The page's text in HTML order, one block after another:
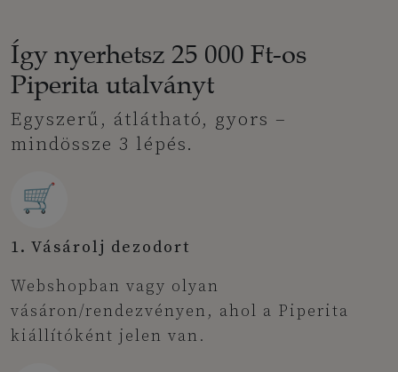
Így nyerhetsz 25 000 Ft-os
Piperita utalványt
Egyszerű, átlátható, gyors –
mindössze 3 lépés.
🛒
1. Vásárolj dezodort
Webshopban vagy olyan
vásáron/rendezvényen, ahol a Piperita
kiállítóként jelen van.